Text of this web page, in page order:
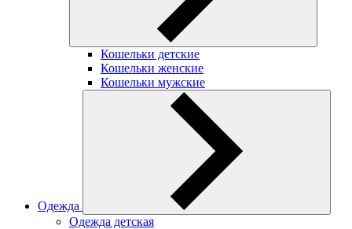
Кошельки детские
Кошельки женские
Кошельки мужские
Одежда
Одежда детская